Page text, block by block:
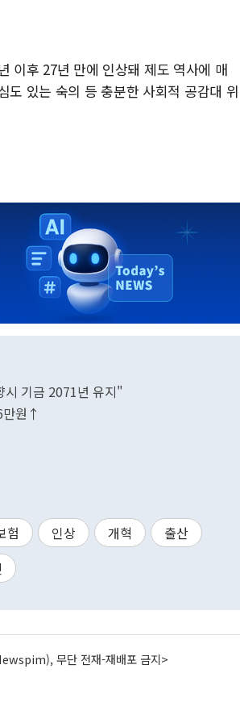
이후 27년 만에 인상돼 제도 역사에 매
도 있는 숙의 등 충분한 사회적 공감대 위
기금 2071년 유지"
만원↑
험 인상 개혁
출산
무단 전재-재배포 금지>